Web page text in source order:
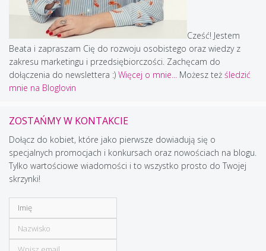
Cześć! Jestem
Beata i zapraszam Cię do rozwoju osobistego oraz wiedzy z
zakresu marketingu i przedsiębiorczości. Zachęcam do
dołączenia do newslettera :) Więcej o mnie... Możesz też śledzić
mnie na Bloglovin
ZOSTAŃMY W KONTAKCIE
Dołącz do kobiet, które jako pierwsze dowiadują się o
specjalnych promocjach i konkursach oraz nowościach na blogu.
Tylko wartościowe wiadomości i to wszystko prosto do Twojej
skrzynki!